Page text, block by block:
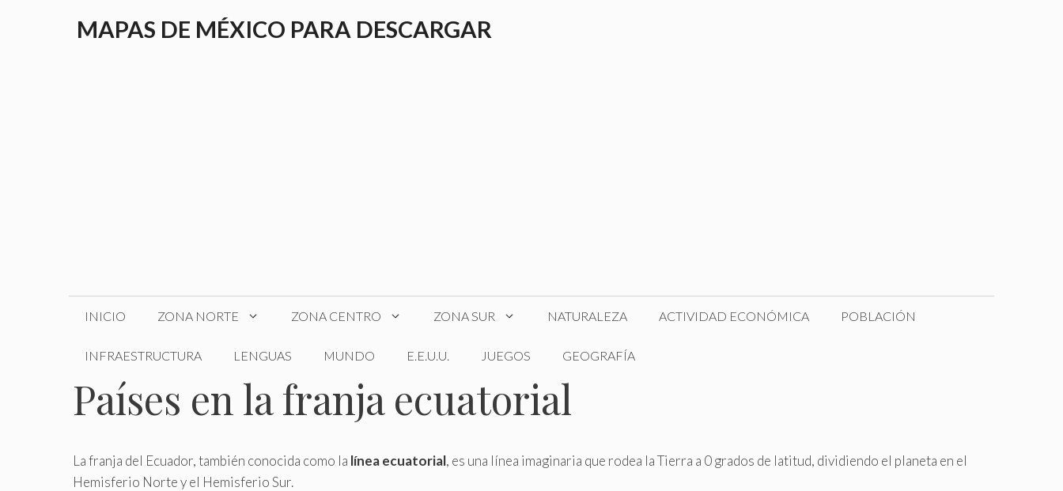
MAPAS DE MÉXICO PARA DESCARGAR
INICIO ZONA NORTE ZONA CENTRO ZONA SUR NATURALEZA ACTIVIDAD ECONÓMICA POBLACIÓN
INFRAESTRUCTURA LENGUAS MUNDO E.E.U.U. JUEGOS GEOGRAFÍA
Países en la franja ecuatorial
La franja del Ecuador, también conocida como la línea ecuatorial, es una línea imaginaria que rodea la Tierra a 0 grados de latitud, dividiendo el planeta en el
Hemisferio Norte y el Hemisferio Sur.